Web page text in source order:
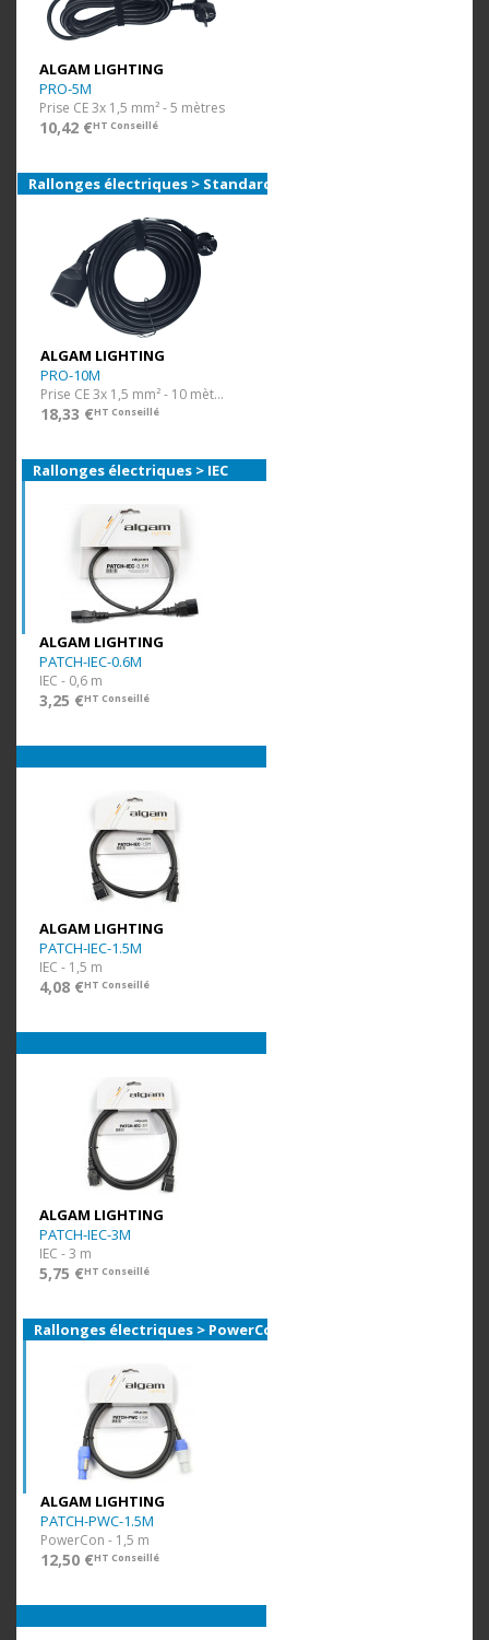
ALGAM LIGHTING
PRO-5M
Prise CE 3x 1,5 mm² - 5 mètres
10,42 €HT Conseillé
Rallonges électriques > Standard
ALGAM LIGHTING
PRO-10M
Prise CE 3x 1,5 mm² - 10 mètres
18,33 €HT Conseillé
Rallonges électriques > IEC
ALGAM LIGHTING
PATCH-IEC-0.6M
IEC - 0,6 m
3,25 €HT Conseillé
ALGAM LIGHTING
PATCH-IEC-1.5M
IEC - 1,5 m
4,08 €HT Conseillé
ALGAM LIGHTING
PATCH-IEC-3M
IEC - 3 m
5,75 €HT Conseillé
Rallonges électriques > PowerCon
ALGAM LIGHTING
PATCH-PWC-1.5M
PowerCon - 1,5 m
12,50 €HT Conseillé